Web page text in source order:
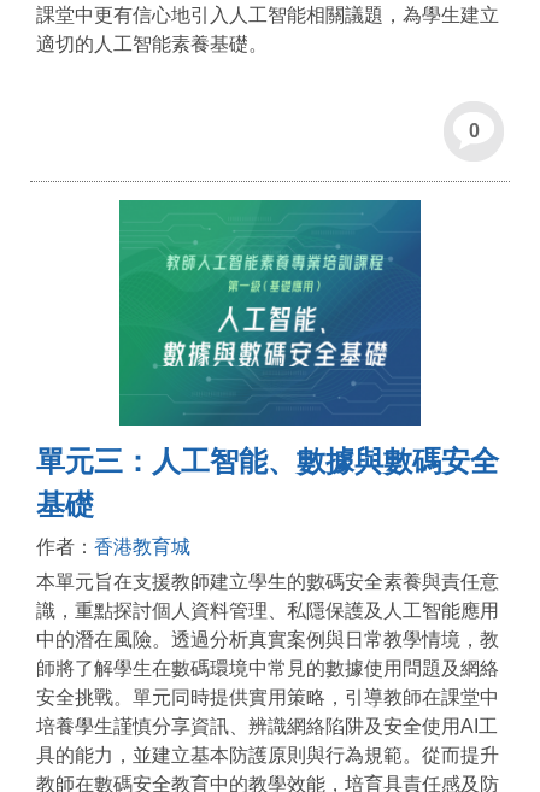
課堂中更有信心地引入人工智能相關議題，為學生建立
適切的人工智能素養基礎。
0
單元三：人工智能、數據與數碼安全
基礎
作者： 香港教育城
本單元旨在支援教師建立學生的數碼安全素養與責任意
識，重點探討個人資料管理、私隱保護及人工智能應用
中的潛在風險。透過分析真實案例與日常教學情境，教
師將了解學生在數碼環境中常見的數據使用問題及網絡
安全挑戰。單元同時提供實用策略，引導教師在課堂中
培養學生謹慎分享資訊、辨識網絡陷阱及安全使用AI工
具的能力，並建立基本防護原則與行為規範。從而提升
教師在數碼安全教育中的教學效能，培育具責任感及防